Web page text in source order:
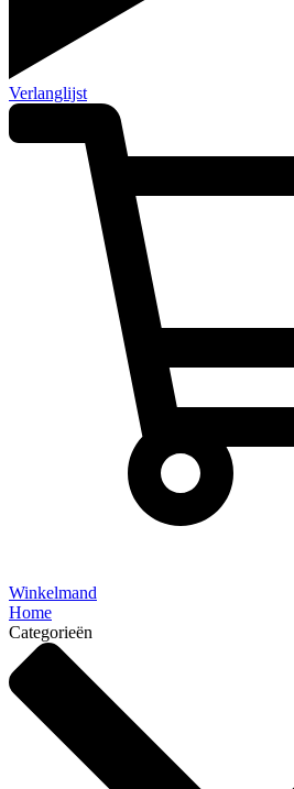
Verlanglijst
Winkelmand
Home
Categorieën